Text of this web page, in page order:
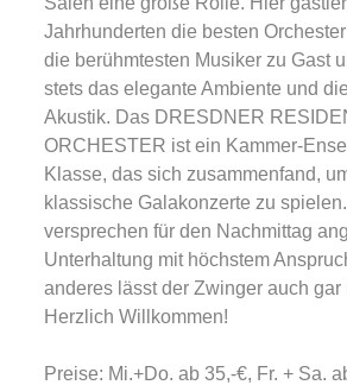
Jahrhunderten die besten
die berühmtesten Musiker zu Gast
stets das elegante Ambiente und
Akustik. Das DRESDNER
ORCHESTER ist ein Kammer-
Klasse, das sich zusammenfand,
klassische Galakonzerte zu
versprechen für den Nachmittag
Unterhaltung mit höchstem
anderes lässt der Zwinger auch gar
Herzlich Willkommen!
Preise: Mi.+Do. ab 35,-€, Fr. + Sa.